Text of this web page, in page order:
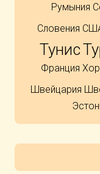
Румыния
Словения
Тунис
Франция
Швейцария